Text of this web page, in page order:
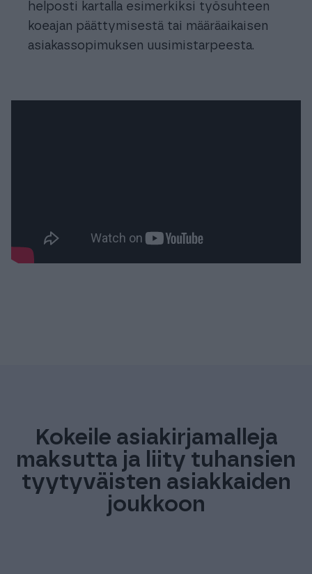
helposti kartalla esimerkiksi työsuhteen
koeajan päättymisestä tai määräaikaisen
asiakassopimuksen uusimistarpeesta.
Kokeile asiakirjamalleja
maksutta ja liity tuhansien
tyytyväisten asiakkaiden
joukkoon